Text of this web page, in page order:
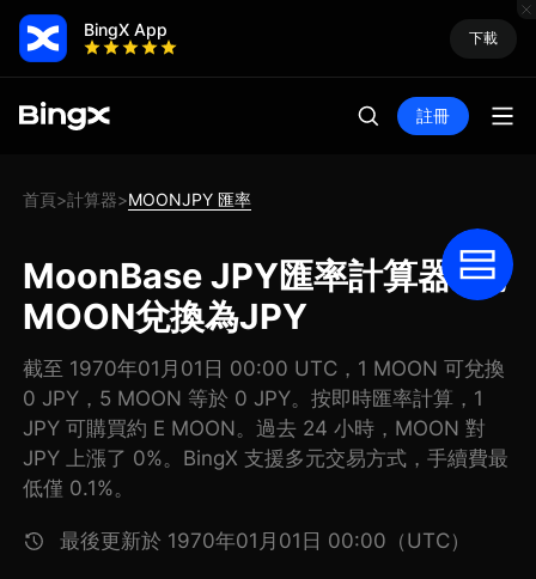
BingX App 下載
註冊
首頁>計算器>MOONJPY 匯率
MoonBase JPY匯率計算器: 把
MOON兌換為JPY
截至 1970年01月01日 00:00 UTC，1 MOON 可兌換
0 JPY，5 MOON 等於 0 JPY。按即時匯率計算，1
JPY 可購買約 E MOON。過去 24 小時，MOON 對
JPY 上漲了 0%。BingX 支援多元交易方式，手續費最
低僅 0.1%。
最後更新於 1970年01月01日 00:00（UTC）